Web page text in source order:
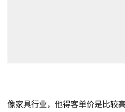
像家具行业，他得客单价是比较